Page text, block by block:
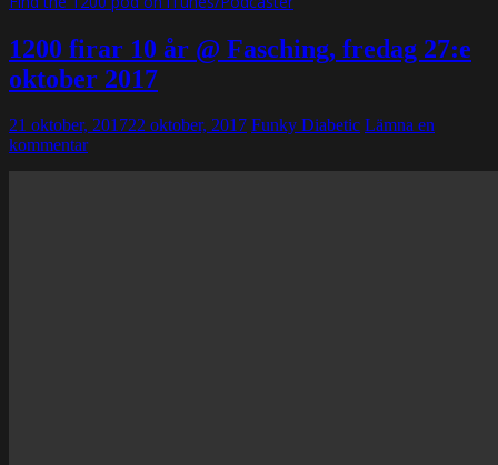
1200 firar 10 år @ Fasching, fredag 27:e
oktober 2017
21 oktober, 201722 oktober, 2017 Funky Diabetic Lämna en
kommentar